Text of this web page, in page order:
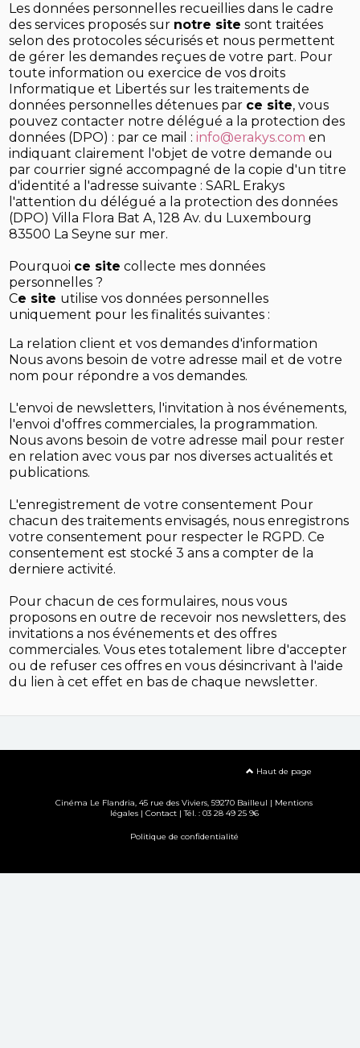
Les données personnelles recueillies dans le cadre
des services proposés sur notre site sont traitées
selon des protocoles sécurisés et nous permettent
de gérer les demandes reçues de votre part. Pour
toute information ou exercice de vos droits
Informatique et Libertés sur les traitements de
données personnelles détenues par ce site, vous
pouvez contacter notre délégué a la protection des
données (DPO) : par ce mail : info@erakys.com en
indiquant clairement l'objet de votre demande ou
par courrier signé accompagné de la copie d'un titre
d'identité a l'adresse suivante : SARL Erakys
l'attention du délégué a la protection des données
(DPO) Villa Flora Bat A, 128 Av. du Luxembourg
83500 La Seyne sur mer.
Pourquoi ce site collecte mes données
personnelles ?
Ce site utilise vos données personnelles
uniquement pour les finalités suivantes :
La relation client et vos demandes d'information
Nous avons besoin de votre adresse mail et de votre
nom pour répondre a vos demandes.
L'envoi de newsletters, l'invitation à nos événements,
l'envoi d'offres commerciales, la programmation.
Nous avons besoin de votre adresse mail pour rester
en relation avec vous par nos diverses actualités et
publications.
L'enregistrement de votre consentement Pour
chacun des traitements envisagés, nous enregistrons
votre consentement pour respecter le RGPD. Ce
consentement est stocké 3 ans a compter de la
derniere activité.
Pour chacun de ces formulaires, nous vous
proposons en outre de recevoir nos newsletters, des
invitations a nos événements et des offres
commerciales. Vous etes totalement libre d'accepter
ou de refuser ces offres en vous désincrivant à l'aide
du lien à cet effet en bas de chaque newsletter.
Haut de page
Cinéma Le Flandria, 45 rue des Viviers, 59270 Bailleul | Mentions
légales| Contact| Tél. : 03 28 49 25 96
Politique de confidentialité